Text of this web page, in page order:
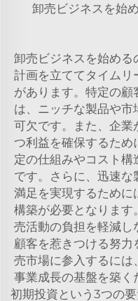
卸売ビジネスを始
卸売ビジネスを始める
計画を立ててタイム
があります。特定の顧
は、ニッチな製品や
可欠です。また、企業
つ利益を確保するた
定の仕組みやコスト
です。さらに、迅速
満足を実現するため
構築が必要となります
売活動の負担を軽減し
顧客を惹きつける努
売市場に参入するには
事業成長の基盤を築
初期投資という3つの